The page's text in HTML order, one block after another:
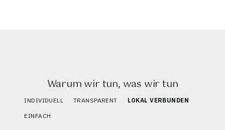
Warum wir tun, was wir tun
INDIVIDUELL TRANSPARENT LOKAL VERBUNDEN
EINFACH